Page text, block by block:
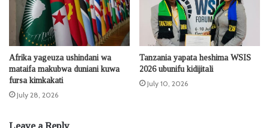
Afrika yageuza ushindani wa
mataifa makubwa duniani kuwa
fursa kimkakati
July 28, 2026
Tanzania yapata heshima WSIS
2026 ubunifu kidijitali
July 10, 2026